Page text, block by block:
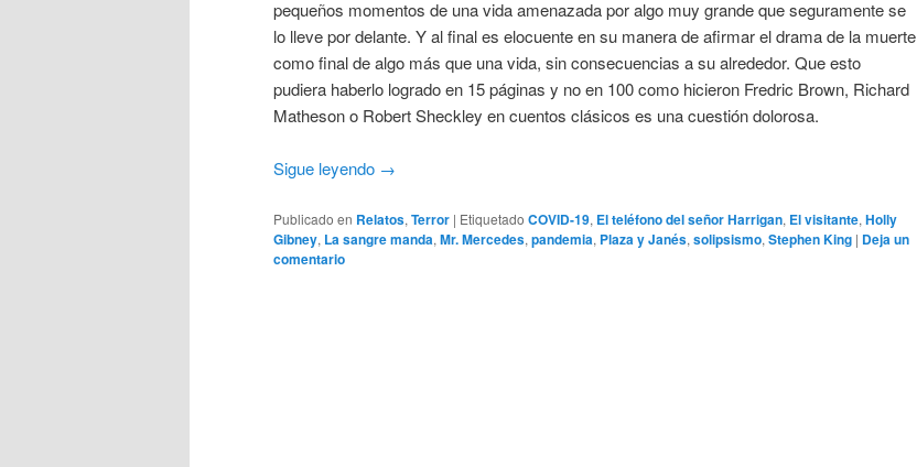
pequeños momentos de una vida amenazada por algo muy grande que seguramente se
lo lleve por delante. Y al final es elocuente en su manera de afirmar el drama de la muerte
como final de algo más que una vida, sin consecuencias a su alrededor. Que esto
pudiera haberlo logrado en 15 páginas y no en 100 como hicieron Fredric Brown, Richard
Matheson o Robert Sheckley en cuentos clásicos es una cuestión dolorosa.
Sigue leyendo →
Publicado en Relatos, Terror | Etiquetado COVID-19, El teléfono del señor Harrigan, El visitante, Holly
Gibney, La sangre manda, Mr. Mercedes, pandemia, Plaza y Janés, solipsismo, Stephen King | Deja un
comentario